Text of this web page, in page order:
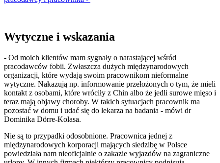
Wytyczne i wskazania
- Od moich klientów mam sygnały o narastającej wśród
pracodawców fobii. Zwłaszcza dużych międzynarodowych
organizacji, które wydają swoim pracownikom nieformalne
wytyczne. Nakazują np. informowanie przełożonych o tym, że mieli
kontakt z osobami, które wróciły z Chin albo że jedli surowe mięso i
teraz mają objawy choroby. W takich sytuacjach pracownik ma
pozostać w domu i udać się do lekarza na badania - mówi dr
Dominika Dörre-Kolasa.
Nie są to przypadki odosobnione. Pracownica jednej z
międzynarodowych korporacji mających siedzibę w Polsce
powiedziała nam nieoficjalnie o zakazie wyjazdów na zagraniczne